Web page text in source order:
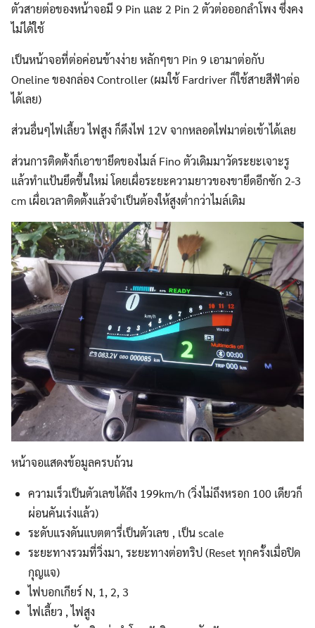
ตัวสายต่อของหน้าจอมี 9 Pin และ 2 Pin 2 ตัวต่อออกลำโพง ซึ่งคง
ไม่ได้ใช้
เป็นหน้าจอที่ต่อค่อนข้างง่าย หลักๆขา Pin 9 เอามาต่อกับ
Oneline ของกล่อง Controller (ผมใช้ Fardriver ก็ใช้สายสีฟ้าต่อ
ได้เลย)
ส่วนอื่นๆไฟเลี้ยว ไฟสูง ก็ดึงไฟ 12V จากหลอดไฟมาต่อเข้าได้เลย
ส่วนการติดตั้งก็เอาขายึดของไมล์ Fino ตัวเดิมมาวัดระยะเจาะรู
แล้วทำแป้นยึดขึ้นใหม่ โดยเผื่อระยะความยาวของขายึดอีกซัก 2-3
cm เผื่อเวลาติดตั้งแล้วจำเป็นต้องให้สูงต่ำกว่าไมล์เดิม
หน้าจอแสดงข้อมูลครบถ้วน
ความเร็วเป็นตัวเลขได้ถึง 199km/h (วิ่งไม่ถึงหรอก 100 เดียวก็
ผ่อนคันเร่งแล้ว)
ระดับแรงดันแบตตารี่เป็นตัวเลข , เป็น scale
ระยะทางรวมที่วิ่งมา, ระยะทางต่อทริป (Reset ทุกครั้งเมื่อปิด
กุญแจ)
ไฟบอกเกียร์ N, 1, 2, 3
ไฟเลี้ยว , ไฟสูง